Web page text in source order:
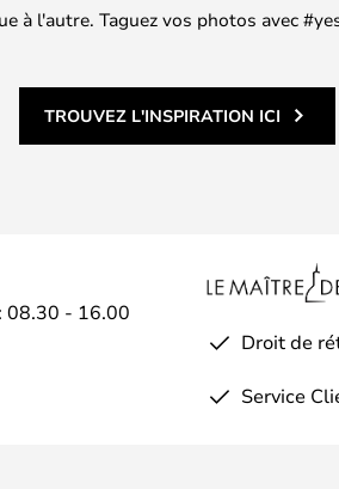
à l'autre. Taguez vos photos avec
TROUVEZ L'INSPIRATION ICI
08.30 - 16.00
Droit de
Service